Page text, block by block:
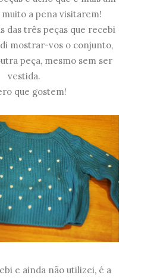
a pena visitarem!
das três peças que recebi
mostrar-vos o conjunto,
peça, mesmo sem ser
vestida.
que gostem!
e ainda não utilizei, é a